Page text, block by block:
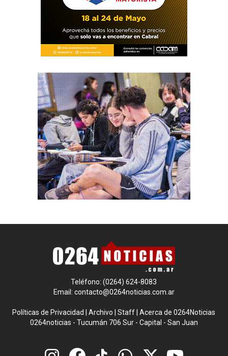
Teléfono: (0264) 624-8083
Email: contacto@0264noticias.com.ar
Políticas de Privacidad |Archivo |Staff |Acerca de 0264Noticias
0264noticias - Tucumán 706 Sur - Capital - San Juan